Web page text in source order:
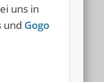
uns in
und Gogo